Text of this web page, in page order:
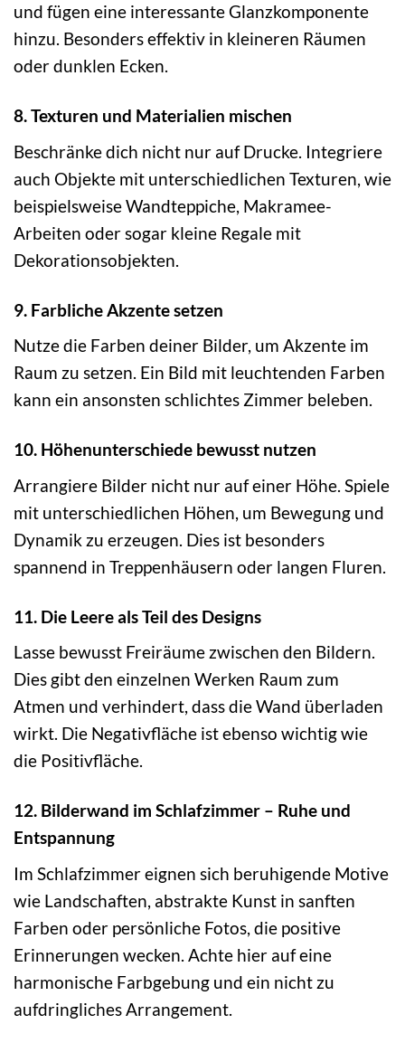
und fügen eine interessante Glanzkomponente
hinzu. Besonders effektiv in kleineren Räumen
oder dunklen Ecken.
8. Texturen und Materialien mischen
Beschränke dich nicht nur auf Drucke. Integriere
auch Objekte mit unterschiedlichen Texturen, wie
beispielsweise Wandteppiche, Makramee-
Arbeiten oder sogar kleine Regale mit
Dekorationsobjekten.
9. Farbliche Akzente setzen
Nutze die Farben deiner Bilder, um Akzente im
Raum zu setzen. Ein Bild mit leuchtenden Farben
kann ein ansonsten schlichtes Zimmer beleben.
10. Höhenunterschiede bewusst nutzen
Arrangiere Bilder nicht nur auf einer Höhe. Spiele
mit unterschiedlichen Höhen, um Bewegung und
Dynamik zu erzeugen. Dies ist besonders
spannend in Treppenhäusern oder langen Fluren.
11. Die Leere als Teil des Designs
Lasse bewusst Freiräume zwischen den Bildern.
Dies gibt den einzelnen Werken Raum zum
Atmen und verhindert, dass die Wand überladen
wirkt. Die Negativfläche ist ebenso wichtig wie
die Positivfläche.
12. Bilderwand im Schlafzimmer – Ruhe und
Entspannung
Im Schlafzimmer eignen sich beruhigende Motive
wie Landschaften, abstrakte Kunst in sanften
Farben oder persönliche Fotos, die positive
Erinnerungen wecken. Achte hier auf eine
harmonische Farbgebung und ein nicht zu
aufdringliches Arrangement.